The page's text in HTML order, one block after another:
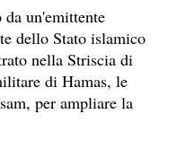
un'emittente
dello Stato islamico
nella Striscia di
di Hamas, le
per ampliare la